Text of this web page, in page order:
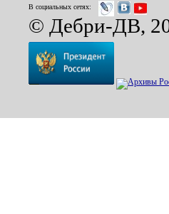
В социальных сетях:
© Дебри-ДВ,